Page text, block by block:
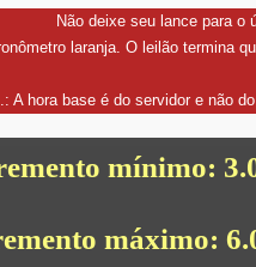
Não deixe seu lance para o
laranja. O leilão termina
A hora base é do servidor e não
mínimo:
máximo: